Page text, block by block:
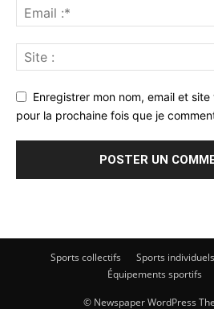
Enregistrer mon nom, email et
pour la prochaine fois que je
Sports collectifs Sports individuels
Équipements sportifs
© Newspaper WordPress